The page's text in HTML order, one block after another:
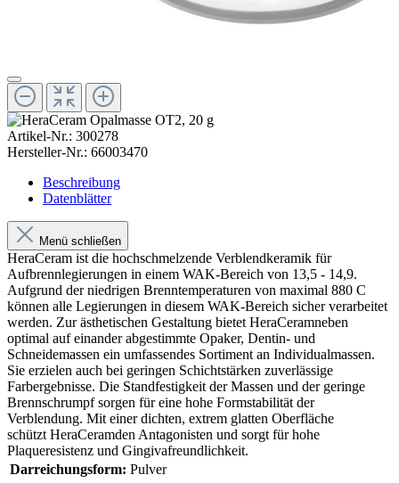
Artikel-Nr.: 300278
Hersteller-Nr.: 66003470
Beschreibung
Datenblätter
Menü schließen
HeraCeram ist die hochschmelzende Verblendkeramik für
Aufbrennlegierungen in einem WAK-Bereich von 13,5 - 14,9.
Aufgrund der niedrigen Brenntemperaturen von maximal 880 C
können alle Legierungen in diesem WAK-Bereich sicher verarbeitet
werden. Zur ästhetischen Gestaltung bietet HeraCeramneben
optimal auf einander abgestimmte Opaker, Dentin- und
Schneidemassen ein umfassendes Sortiment an Individualmassen.
Sie erzielen auch bei geringen Schichtstärken zuverlässige
Farbergebnisse. Die Standfestigkeit der Massen und der geringe
Brennschrumpf sorgen für eine hohe Formstabilität der
Verblendung. Mit einer dichten, extrem glatten Oberfläche
schützt HeraCeramden Antagonisten und sorgt für hohe
Plaqueresistenz und Gingivafreundlichkeit.
Darreichungsform: Pulver